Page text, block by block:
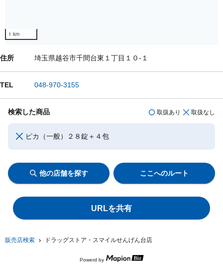
販売店検索 ドラッグストア・スマイルせんげん台店
住所 埼玉県越谷市千間台東１丁目１０-１
TEL 048-970-3155
検索した商品 取扱あり 取扱なし
ピカ（一般）２８錠＋４包
他の店舗を探す ここへのルート
URLを共有
1 km
Powerd by